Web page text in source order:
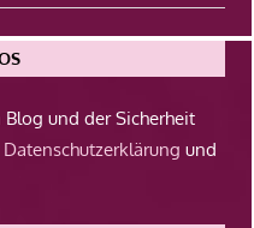
und der Sicherheit
Datenschutzerklärung und